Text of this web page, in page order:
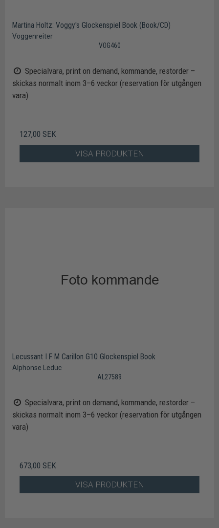
Martina Holtz: Voggy's Glockenspiel Book (Book/CD)
Voggenreiter
VOG460
Specialvara, print on demand, kommande, restorder –
skickas normalt inom 3–6 veckor (reservation för utgången
vara)
127,00 SEK
VISA PRODUKTEN
Lecussant I F M Carillon G10 Glockenspiel Book
Alphonse Leduc
AL27589
Specialvara, print on demand, kommande, restorder –
skickas normalt inom 3–6 veckor (reservation för utgången
vara)
673,00 SEK
VISA PRODUKTEN